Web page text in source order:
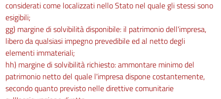
considerati come localizzati nello Stato nel quale gli stessi sono
esigibili;
gg) margine di solvibilità disponibile: il patrimonio dell'impresa,
libero da qualsiasi impegno prevedibile ed al netto degli
elementi immateriali;
hh) margine di solvibilità richiesto: ammontare minimo del
patrimonio netto del quale l'impresa dispone costantemente,
secondo quanto previsto nelle direttive comunitarie